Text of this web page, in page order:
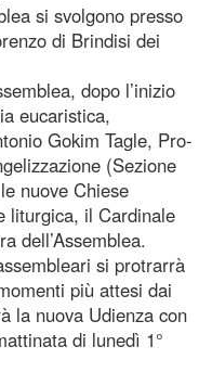
si svolgono presso
di Brindisi dei
dopo l’inizio
eucaristica,
Gokim Tagle, Pro-
(Sezione
nuove Chiese
liturgica, il Cardinale
dell’Assemblea.
si protrarrà
più attesi dai
la nuova Udienza con
di lunedì 1°